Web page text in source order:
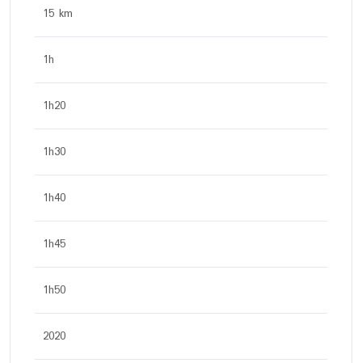
15 km
1h
1h20
1h30
1h40
1h45
1h50
2020